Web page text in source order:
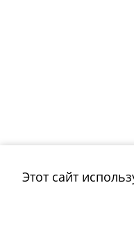
Этот сайт